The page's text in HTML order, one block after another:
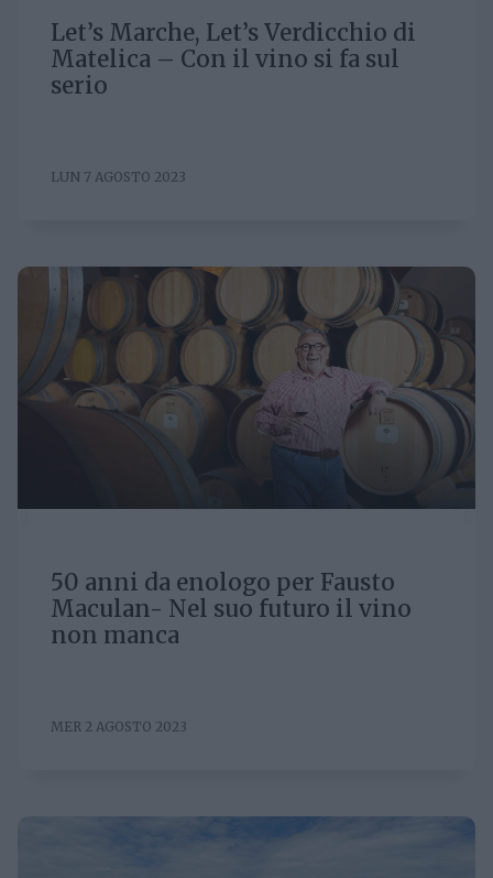
Let’s Marche, Let’s Verdicchio di
Matelica – Con il vino si fa sul
serio
LUN 7 AGOSTO 2023
50 anni da enologo per Fausto
Maculan- Nel suo futuro il vino
non manca
MER 2 AGOSTO 2023